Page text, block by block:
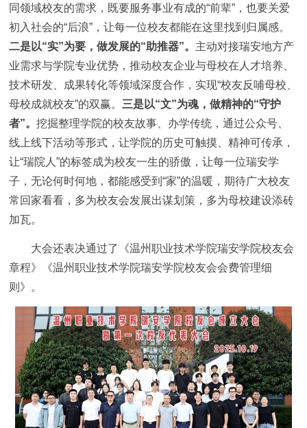
同领域校友的需求，既要服务事业有成的“前辈”，也要关爱
初入社会的“后浪”，让每一位校友都能在这里找到归属感。
二是以“实”为要，做发展的“助推器”。 主动对接瑞安地方产
业需求与学院专业优势，推动校友企业与母校在人才培养、
技术研发、成果转化等领域深度合作，实现“校友反哺母校、
母校成就校友”的双赢。 三是以“文”为魂，做精神的“守护
者”。挖掘整理学院的校友故事、办学传统，通过公众号、
线上线下活动等形式，让学院的历史可触摸、精神可传承，
让“瑞院人”的标签成为校友一生的骄傲，让每一位瑞安学
子，无论何时何地，都能感受到“家”的温暖，期待广大校友
常回家看看，多为校友会发展出谋划策，多为母校建设添砖
加瓦。
大会还表决通过了《温州职业技术学院瑞安学院校友会
章程》《温州职业技术学院瑞安学院校友会会费管理细
则》。